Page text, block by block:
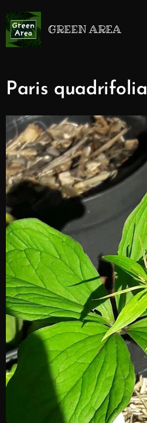
GREEN AREA
Paris quadrifolia